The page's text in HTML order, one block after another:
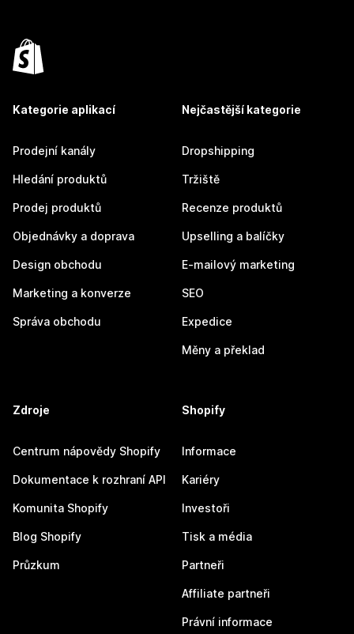
Kategorie aplikací
Prodejní kanály
Hledání produktů
Prodej produktů
Objednávky a doprava
Design obchodu
Marketing a konverze
Správa obchodu
Nejčastější kategorie
Dropshipping
Tržiště
Recenze produktů
Upselling a balíčky
E-mailový marketing
SEO
Expedice
Měny a překlad
Zdroje
Centrum nápovědy Shopify
Dokumentace k rozhraní API
Komunita Shopify
Blog Shopify
Průzkum
Shopify
Informace
Kariéry
Investoři
Tisk a média
Partneři
Affiliate partneři
Právní informace